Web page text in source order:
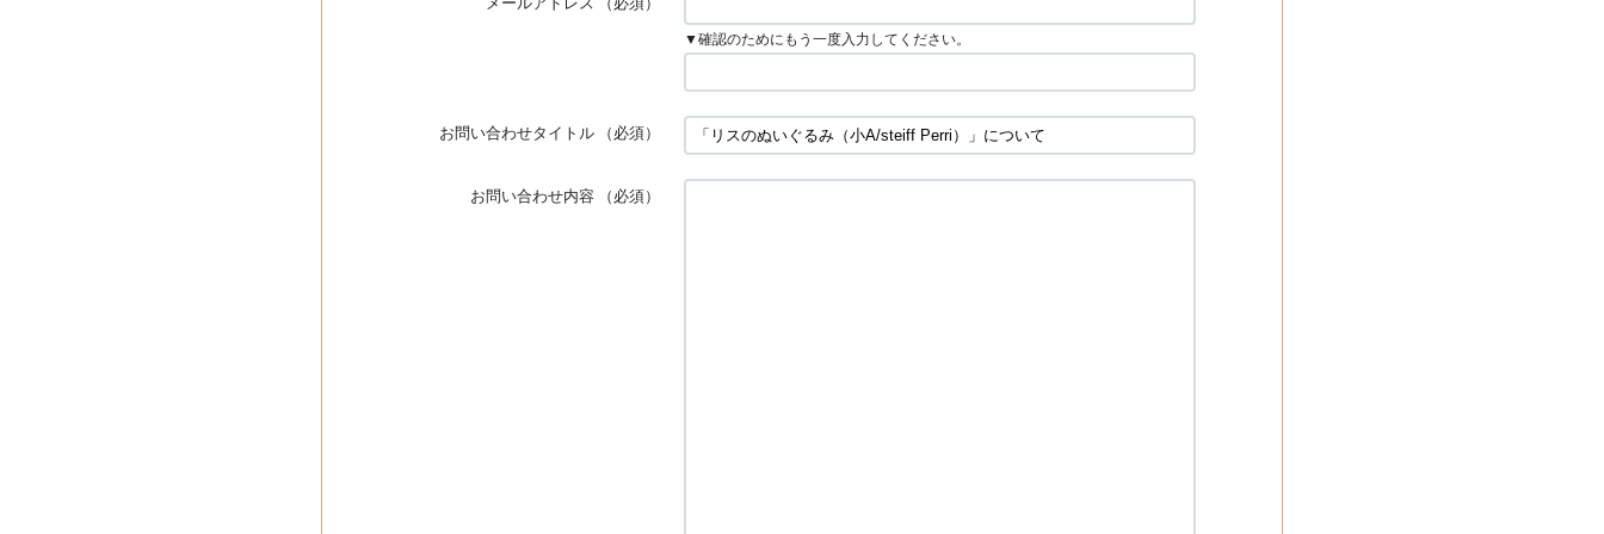
▼確認のためにもう一度入力してください。
お問い合わせタイトル （必須）
お問い合わせ内容 （必須）